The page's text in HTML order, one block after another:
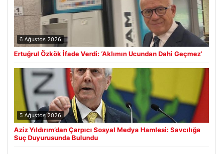
6 Ağustos 2026
Ertuğrul Özkök İfade Verdi: ‘Aklımın Ucundan Dahi Geçmez’
5 Ağustos 2026
Aziz Yıldırım’dan Çarpıcı Sosyal Medya Hamlesi: Savcılığa
Suç Duyurusunda Bulundu